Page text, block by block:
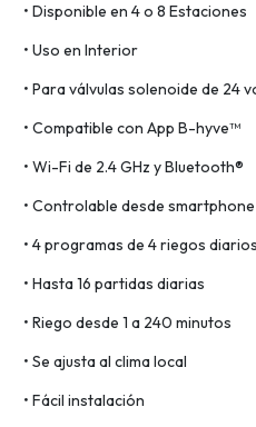
• Disponible en 4 o 8 Estaciones
• Uso en Interior
• Para válvulas solenoide de 24
• Compatible con App B-hyve™
• Wi-Fi de 2.4 GHz y Bluetooth®
• Controlable desde smartphone
• 4 programas de 4 riegos diarios
• Hasta 16 partidas diarias
• Riego desde 1 a 240 minutos
• Se ajusta al clima local
• Fácil instalación